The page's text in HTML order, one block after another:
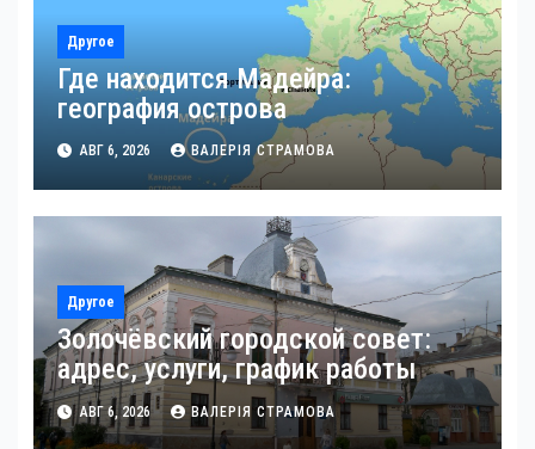
Другое
Где находится Мадейра:
география острова
АВГ 6, 2026 ВАЛЕРІЯ СТРАМОВА
Другое
Золочёвский городской совет:
адрес, услуги, график работы
АВГ 6, 2026 ВАЛЕРІЯ СТРАМОВА